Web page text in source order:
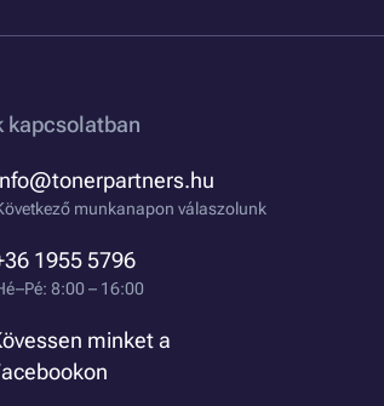
kapcsolatban
munkanapon válaszolunk
1955 5796
8:00 – 16:00
minket a